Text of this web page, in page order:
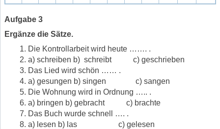
Aufgabe 3
Ergänze die Sätze.
Die Kontrollarbeit wird heute ……. .
a) schreiben b) schreibt c) geschrieben
Das Lied wird schön …… .
a) gesungen b) singen c) sangen
Die Wohnung wird in Ordnung ….. .
a) bringen b) gebracht c) brachte
Das Buch wurde schnell …. .
a) lesen b) las c) gelesen